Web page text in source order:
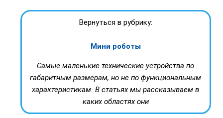
Вернуться в рубрику:
Мини роботы
Самые маленькие технические устройства по
габаритным размерам, но не по функциональным
характеристикам. В статьях мы рассказываем в
каких областях они